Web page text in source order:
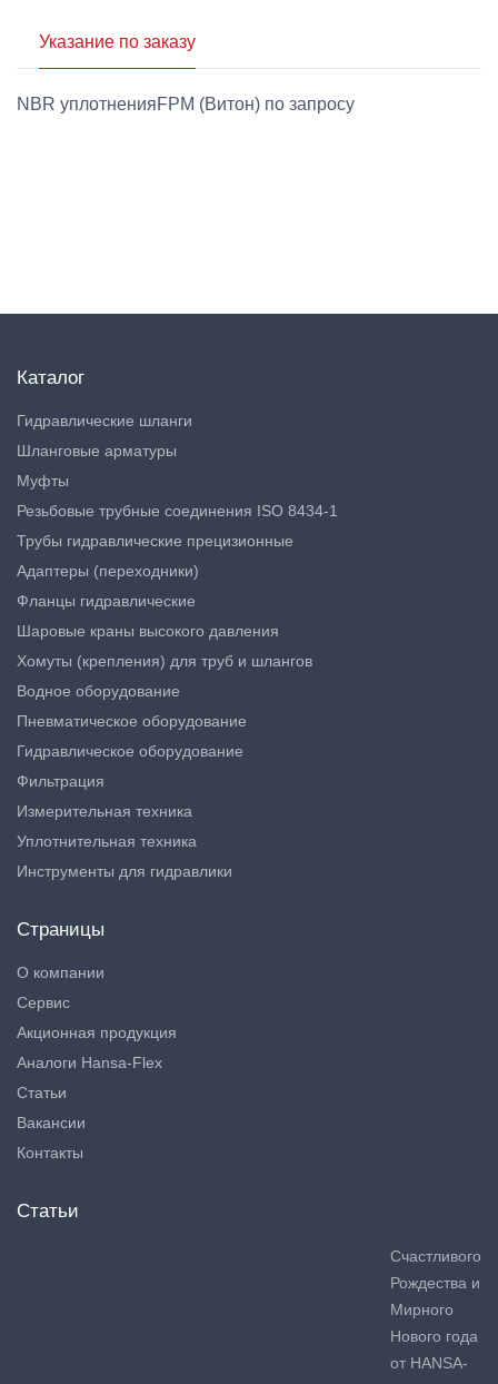
Указание по заказу
NBR уплотненияFPM (Витон) по запросу
Каталог
Гидравлические шланги
Шланговые арматуры
Муфты
Резьбовые трубные соединения ISO 8434-1
Трубы гидравлические прецизионные
Адаптеры (переходники)
Фланцы гидравлические
Шаровые краны высокого давления
Хомуты (крепления) для труб и шлангов
Водное оборудование
Пневматическое оборудование
Гидравлическое оборудование
Фильтрация
Измерительная техника
Уплотнительная техника
Инструменты для гидравлики
Страницы
О компании
Сервис
Акционная продукция
Аналоги Hansa-Flex
Статьи
Вакансии
Контакты
Статьи
Счастливого
Рождества и
Мирного
Нового года
от HANSA-